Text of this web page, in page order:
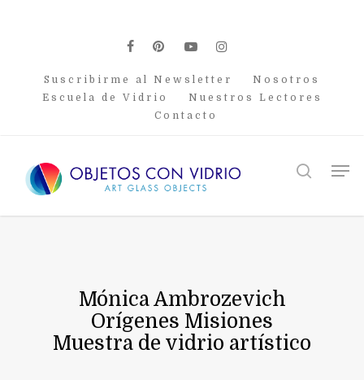
facebook
pinterest
youtubeinstagram
Suscribirme al Newsletter
Nosotros
Escuela de Vidrio
Nuestros Lectores
Contacto
search
Mónica Ambrozevich
Orígenes Misiones
Muestra de vidrio artístico